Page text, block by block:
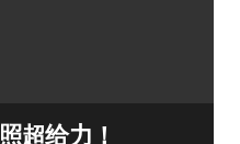
超给力！